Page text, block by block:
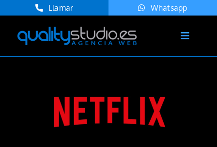
al
contenido
Llamar Whatsapp
Toggle